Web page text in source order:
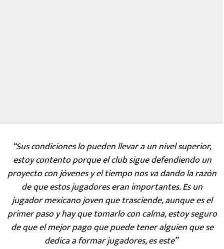
“Sus condiciones lo pueden llevar a un nivel superior,
estoy contento porque el club sigue defendiendo un
proyecto con jóvenes y el tiempo nos va dando la razón
de que estos jugadores eran importantes. Es un
jugador mexicano joven que trasciende, aunque es el
primer paso y hay que tomarlo con calma, estoy seguro
de que el mejor pago que puede tener alguien que se
dedica a formar jugadores, es este”